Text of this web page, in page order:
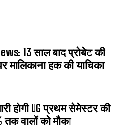
13 साल बाद प्रोबेट की
मालिकाना हक की याचिका
होगी UG प्रथम सेमेस्टर की
तक वालों को मौका